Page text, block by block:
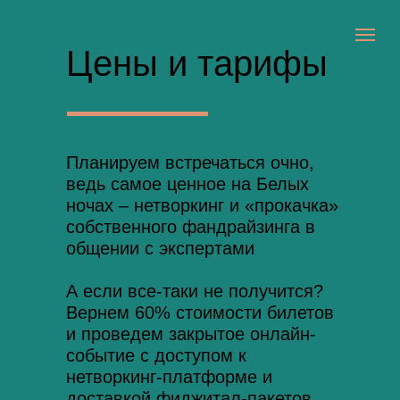
Цены и тарифы
Планируем встречаться очно,
ведь самое ценное на Белых
ночах – нетворкинг и «прокачка»
собственного фандрайзинга в
общении с экспертами
А если все-таки не получится?
Вернем 60% стоимости билетов
и проведем закрытое онлайн-
событие с доступом к
нетворкинг-платформе и